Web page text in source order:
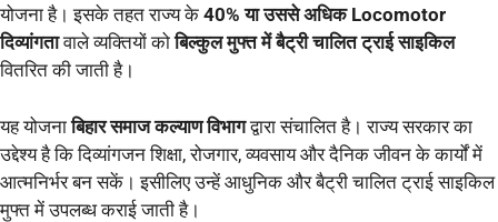
योजना है। इसके तहत राज्य के 40% या उससे अधिक Locomotor
दिव्यांगतावाले व्यक्तियों कोबिल्कुल मुफ्त में बैट्री चालित ट्राई साइकिल
वितरित की जाती है।
यह योजनाबिहार समाज कल्याण विभागद्वारा संचालित है। राज्य सरकार का
उद्देश्य है कि दिव्यांगजन शिक्षा, रोजगार, व्यवसाय और दैनिक जीवन के कार्यों में
आत्मनिर्भर बन सकें। इसीलिए उन्हें आधुनिक और बैट्री चालित ट्राई साइकिल
मुफ्त में उपलब्ध कराई जाती है।